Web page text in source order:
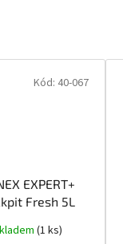
EXPERT+
Fresh 5L
(1 ks)
Kód: 40-067